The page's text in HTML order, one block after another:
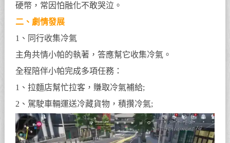
硬幣，常因怕融化不敢哭泣。
二、劇情發展
1、同行收集冷氣
主角共情小帕的執著，答應幫它收集冷氣。
全程陪伴小帕完成多項任務：
1、拉麵店幫忙拉客，賺取冷氣補給;
2、駕駛車輛運送冷藏貨物，積攢冷氣;